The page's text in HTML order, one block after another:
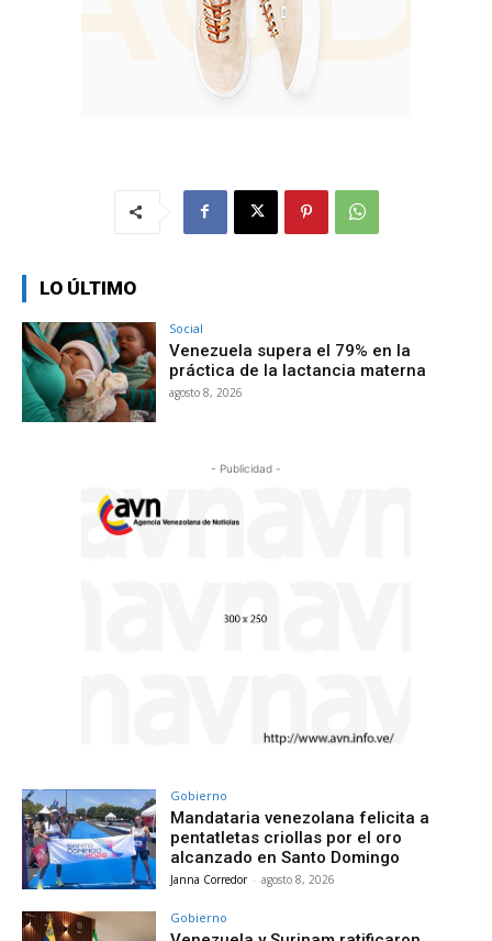
LO ÚLTIMO
Social
Venezuela supera el 79% en la
práctica de la lactancia materna
agosto 8, 2026
- Publicidad -
Gobierno
Mandataria venezolana felicita a
pentatletas criollas por el oro
alcanzado en Santo Domingo
Janna Corredor - agosto 8, 2026
Gobierno